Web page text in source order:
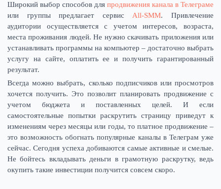
Широкий выбор способов для продвижения канала в Телеграме
или группы предлагает сервис All-SMM. Привлечение
аудитории осуществляется с учетом интересов, возраста,
места проживания людей. Не нужно скачивать приложения или
устанавливать программы на компьютер – достаточно выбрать
услугу на сайте, оплатить ее и получить гарантированный
результат.
Всегда можно выбрать, сколько подписчиков или просмотров
хочется получить. Это позволит планировать продвижение с
учетом бюджета и поставленных целей. И если
самостоятельные попытки раскрутить страницу приведут к
изменениям через месяцы или годы, то платное продвижение –
это возможность обогнать популярные каналы в Телеграм уже
сейчас. Сегодня успеха добиваются самые активные и смелые.
Не бойтесь вкладывать деньги в грамотную раскрутку, ведь
окупить такие инвестиции получится совсем скоро.